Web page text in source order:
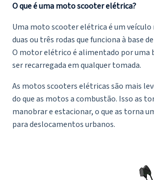
O que é uma moto scooter elétrica?
Uma moto scooter elétrica é um
duas ou três rodas que funciona à base
O motor elétrico é alimentado por uma
ser recarregada em qualquer tomada.
As motos scooters elétricas são mais
do que as motos a combustão. Isso as
manobrar e estacionar, o que as torna
para deslocamentos urbanos.